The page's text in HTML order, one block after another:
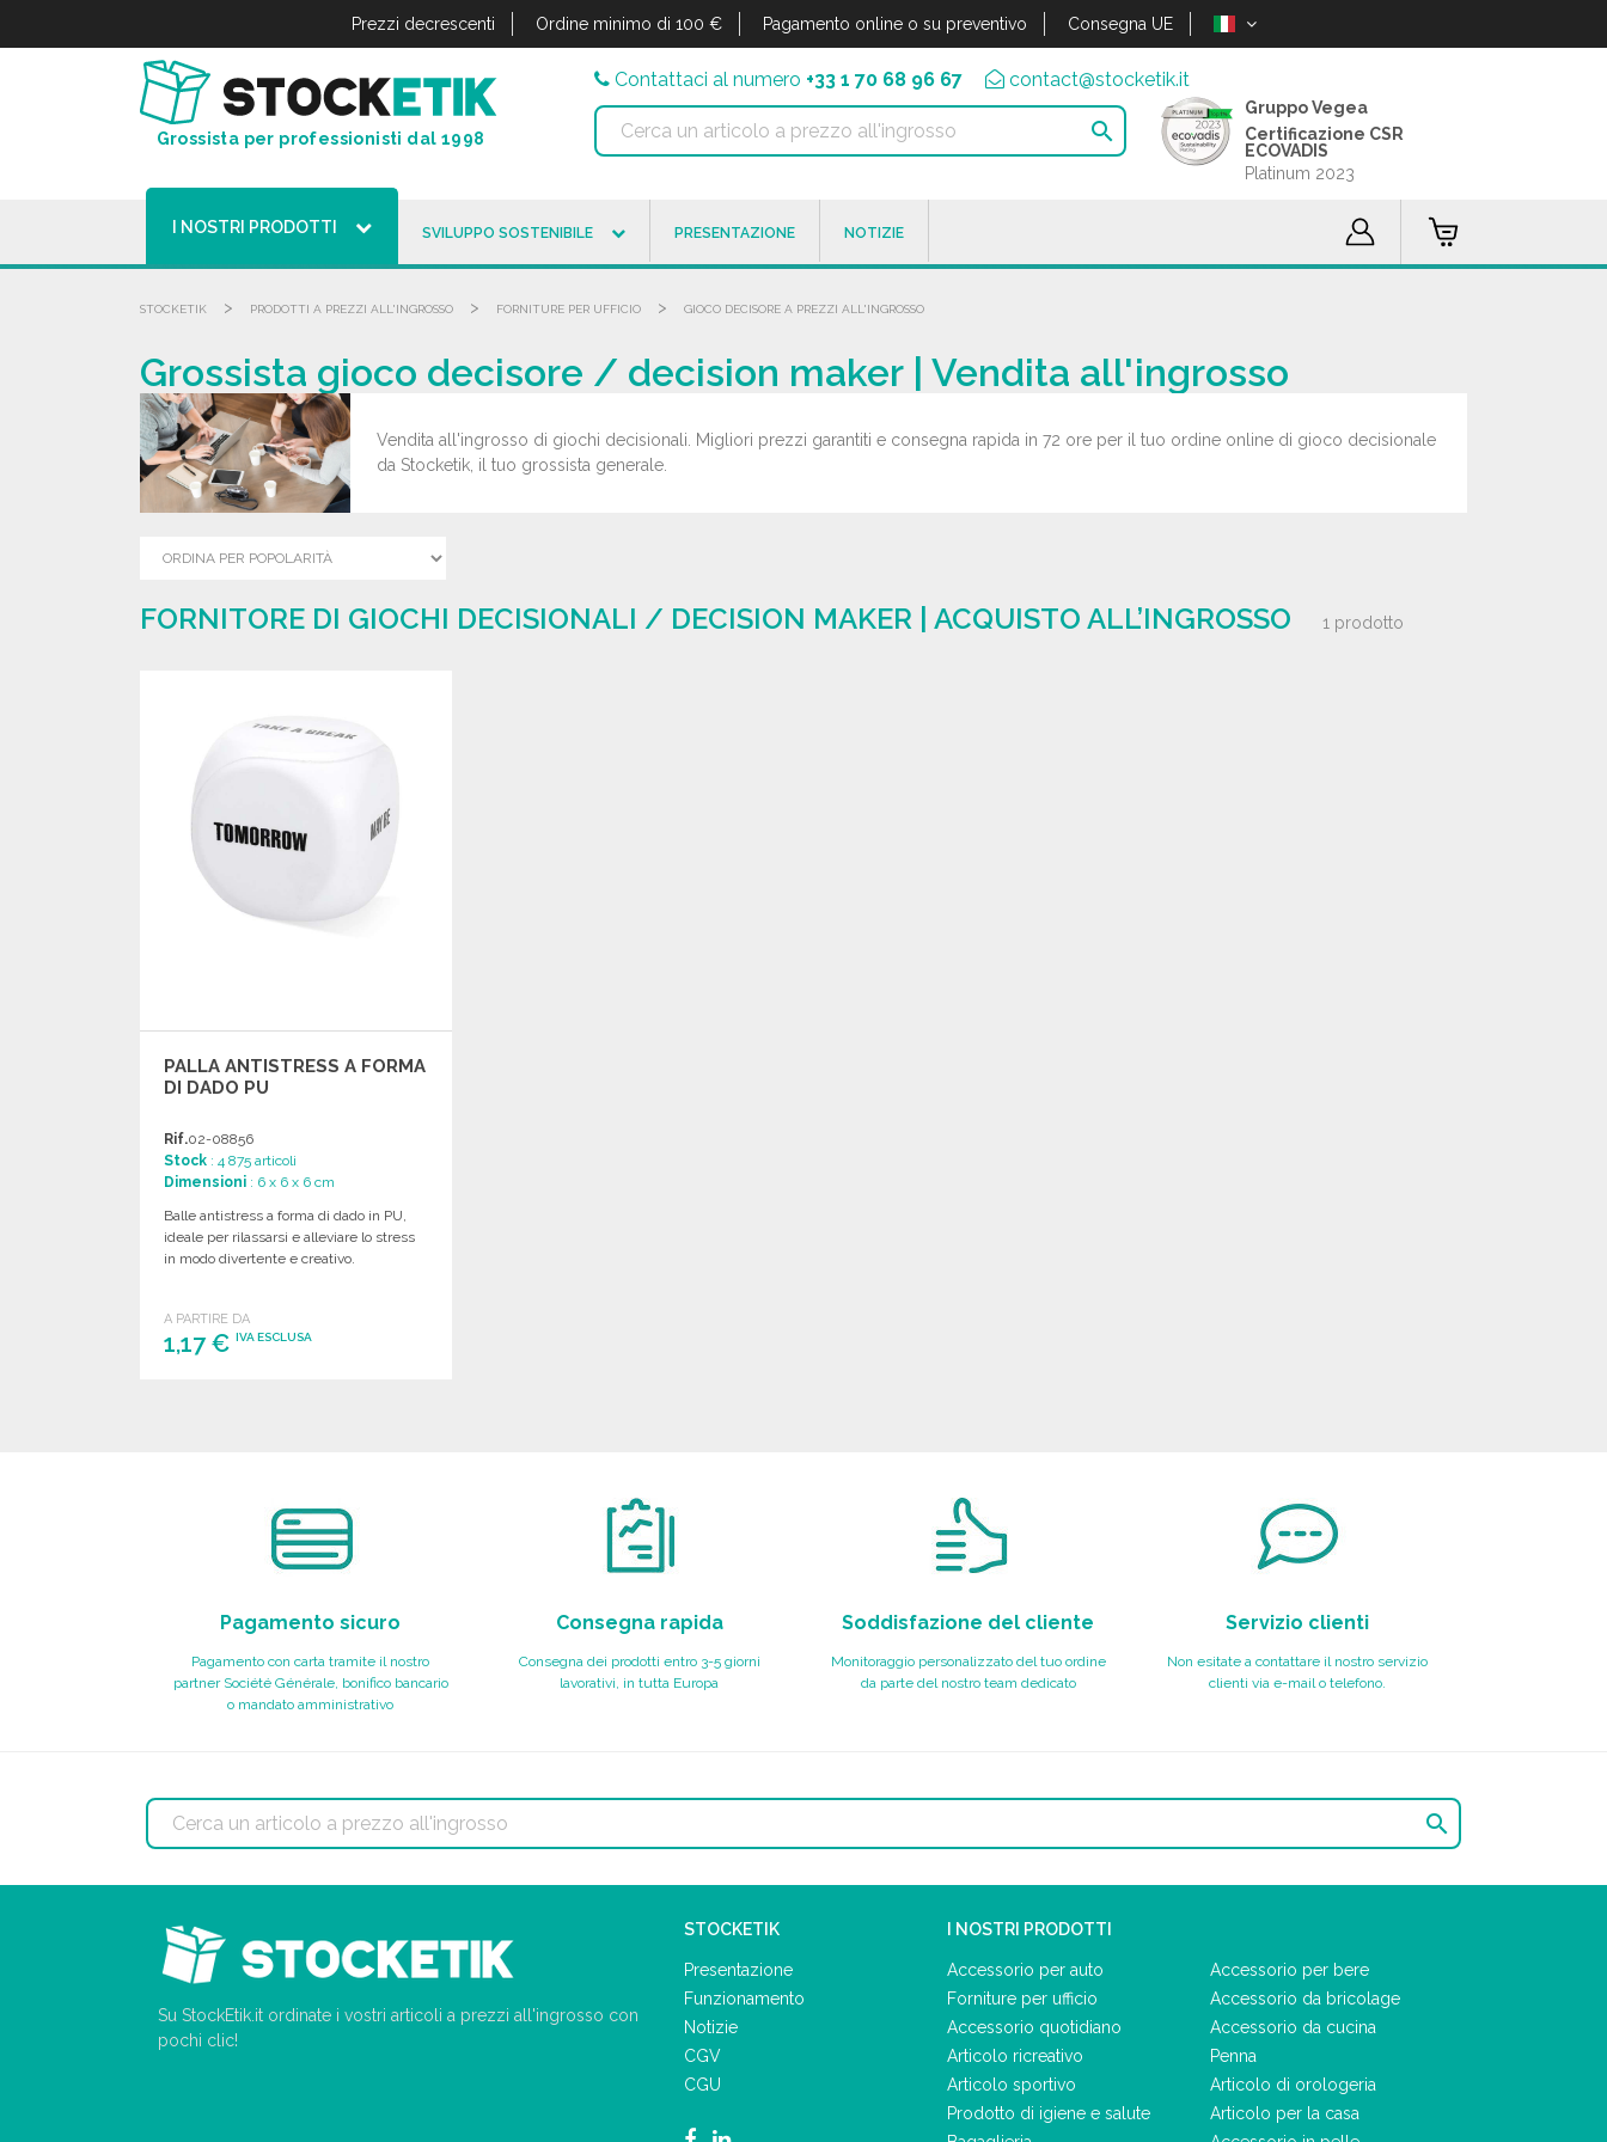
Prezzi decrescenti Ordine minimo di 100 € Pagamento online o su preventivo Consegna UE
Grossista per professionisti dal 1998
Contattaci al numero +33 1 70 68 96 67 contact@stocketik.it

Gruppo Vegea
Certificazione CSR
ECOVADIS
Platinum 2023
I NOSTRI PRODOTTI SVILUPPO SOSTENIBILE PRESENTAZIONE NOTIZIE
STOCKETIK > PRODOTTI A PREZZI ALL'INGROSSO > FORNITURE PER UFFICIO > GIOCO DECISORE A PREZZI ALL'INGROSSO
Grossista gioco decisore / decision maker | Vendita all'ingrosso
Vendita all'ingrosso di giochi decisionali. Migliori prezzi garantiti e consegna rapida in 72 ore per il tuo ordine online di gioco decisionale
da Stocketik, il tuo grossista generale.
FORNITORE DI GIOCHI DECISIONALI / DECISION MAKER | ACQUISTO ALL’INGROSSO 1 prodotto
PALLA ANTISTRESS A FORMA
DI DADO PU
Rif.02-08856
Stock : 4 875 articoli
Dimensioni : 6 x 6 x 6 cm
Balle antistress a forma di dado in PU,
ideale per rilassarsi e alleviare lo stress
in modo divertente e creativo.
A PARTIRE DA
1,17 € IVA ESCLUSA
Pagamento sicuro
Pagamento con carta tramite il nostro
partner Société Générale, bonifico bancario
o mandato amministrativo
Consegna rapida
Consegna dei prodotti entro 3-5 giorni
lavorativi, in tutta Europa
Soddisfazione del cliente
Monitoraggio personalizzato del tuo ordine
da parte del nostro team dedicato
Servizio clienti
Non esitate a contattare il nostro servizio
clienti via e-mail o telefono.

Su StockEtik.it ordinate i vostri articoli a prezzi all'ingrosso con
pochi clic!
STOCKETIK
Presentazione
Funzionamento
Notizie
CGV
CGU
I NOSTRI PRODOTTI
Accessorio per auto
Forniture per ufficio
Accessorio quotidiano
Articolo ricreativo
Articolo sportivo
Prodotto di igiene e salute
Accessorio per bere
Accessorio da bricolage
Accessorio da cucina
Penna
Articolo di orologeria
Articolo per la casa